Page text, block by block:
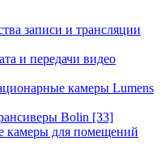
записи и трансляции
и передачи видео
камеры Lumens
Bolin [33]
камеры для помещений